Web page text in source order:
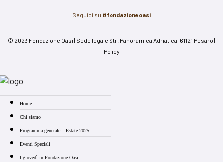
Seguici su #fondazioneoasi
© 2023 Fondazione Oasi | Sede legale Str. Panoramica Adriatica, 61121 Pesaro |
Policy
Home
Chi siamo
Programma generale – Estate 2025
Eventi Speciali
I giovedì in Fondazione Oasi